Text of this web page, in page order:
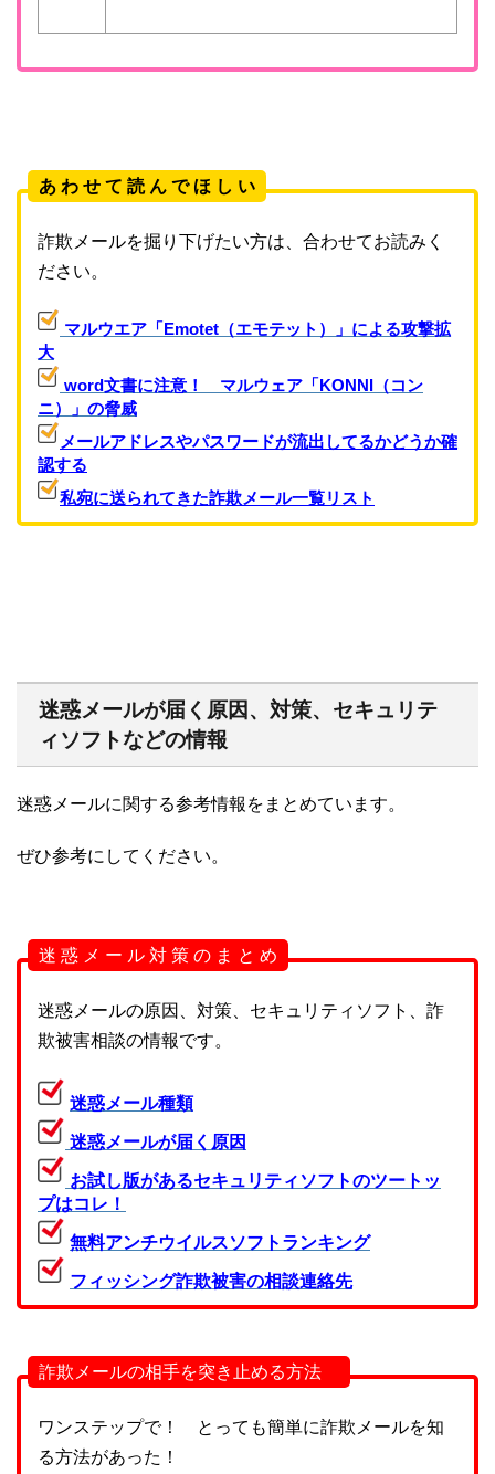
あ わ せ て 読 ん で ほ し い
詐欺メールを掘り下げたい方は、合わせてお読みく
ださい。
マルウエア「Emotet（エモテット）」による攻撃拡
大
word文書に注意！ マルウェア「KONNI（コン
ニ）」の脅威
メールアドレスやパスワードが流出してるかどうか確
認する
私宛に送られてきた詐欺メール一覧リスト
迷惑メールが届く原因、対策、セキュリテ
ィソフトなどの情報
迷惑メールに関する参考情報をまとめています。
ぜひ参考にしてください。
迷 惑 メ ー ル 対 策 の ま と め
迷惑メールの原因、対策、セキュリティソフト、詐
欺被害相談の情報です。
迷惑メール種類
迷惑メールが届く原因
お試し版があるセキュリティソフトのツートッ
プはコレ！
無料アンチウイルスソフトランキング
フィッシング詐欺被害の相談連絡先
詐欺メールの相手を突き止める方法
ワンステップで！ とっても簡単に詐欺メールを知
る方法があった！